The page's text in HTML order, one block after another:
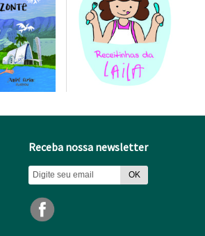
Receba nossa newsletter